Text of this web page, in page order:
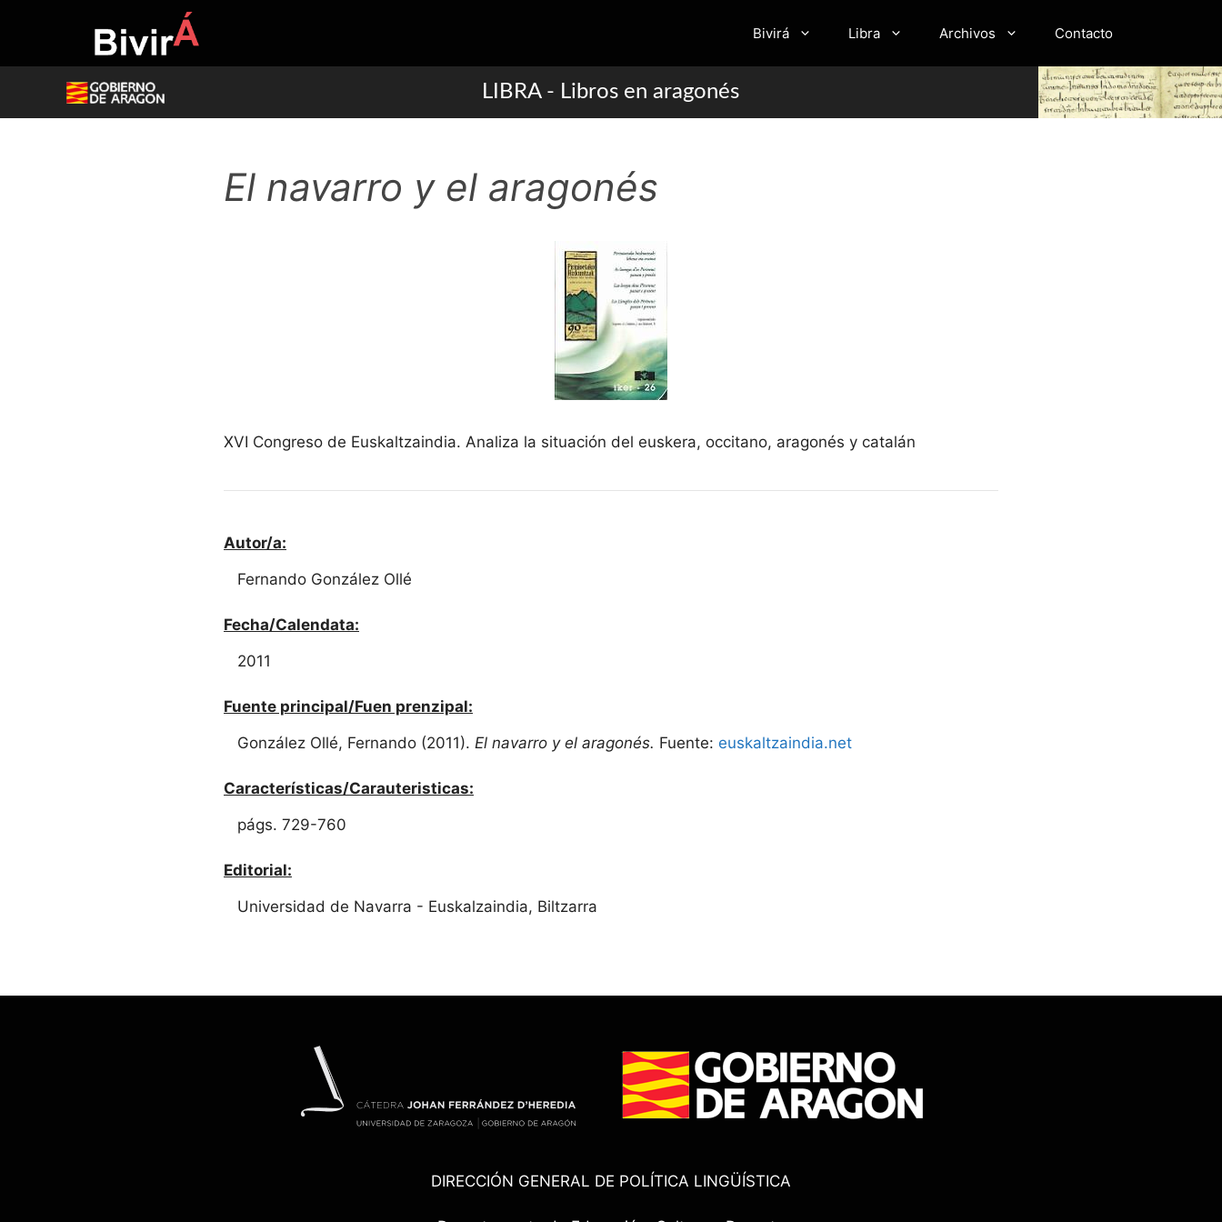
Bivirá Libra Archivos Contacto
LIBRA - Libros en aragonés
El navarro y el aragonés
XVI Congreso de Euskaltzaindia. Analiza la situación del euskera, occitano, aragonés y catalán
Autor/a:
Fernando González Ollé
Fecha/Calendata:
2011
Fuente principal/Fuen prenzipal:
González Ollé, Fernando (2011). El navarro y el aragonés. Fuente: euskaltzaindia.net
Características/Carauteristicas:
págs. 729-760
Editorial:
Universidad de Navarra - Euskalzaindia, Biltzarra
DIRECCIÓN GENERAL DE POLÍTICA LINGÜÍSTICA